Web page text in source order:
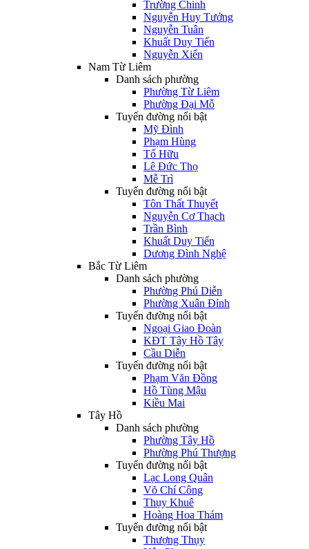
Trường Chinh
Nguyễn Huy Tưởng
Nguyễn Tuân
Khuất Duy Tiến
Nguyễn Xiển
Nam Từ Liêm
Danh sách phường
Phường Từ Liêm
Phường Đại Mỗ
Tuyến đường nổi bật
Mỹ Đình
Phạm Hùng
Tố Hữu
Lê Đức Thọ
Mễ Trì
Tuyến đường nổi bật
Tôn Thất Thuyết
Nguyễn Cơ Thạch
Trần Bình
Khuất Duy Tiến
Dương Đình Nghệ
Bắc Từ Liêm
Danh sách phường
Phường Phú Diễn
Phường Xuân Đỉnh
Tuyến đường nổi bật
Ngoại Giao Đoàn
KĐT Tây Hồ Tây
Cầu Diễn
Tuyến đường nổi bật
Phạm Văn Đồng
Hồ Tùng Mậu
Kiều Mai
Tây Hồ
Danh sách phường
Phường Tây Hồ
Phường Phú Thượng
Tuyến đường nổi bật
Lạc Long Quân
Võ Chí Công
Thụy Khuê
Hoàng Hoa Thám
Tuyến đường nổi bật
Thượng Thụy